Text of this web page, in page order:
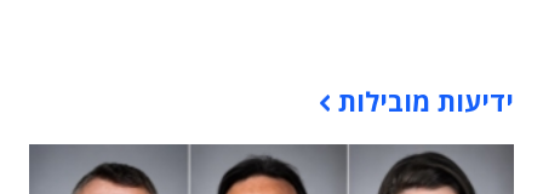
ידיעות מובילות